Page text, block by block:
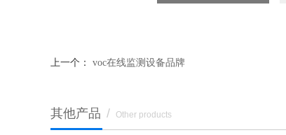
上一个： voc在线监测设备品牌
其他产品 / Other products